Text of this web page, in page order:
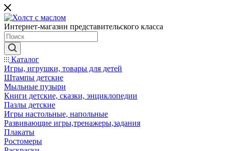
Интернет-магазин представительского класса
Каталог
Игры, игрушки, товары для детей
Штампы детские
Мыльные пузыри
Книги детские, сказки, энциклопедии
Пазлы детские
Игры настольные, напольные
Развивающие игры,тренажеры,задания
Плакаты
Ростомеры